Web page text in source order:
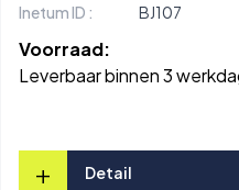
Inetum ID :
BJ107
Voorraad:
Leverbaar binnen 3
+ Detail